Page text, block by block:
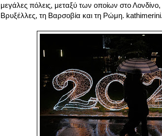
μεγάλες πόλεις, μεταξύ των οποίων στο Λονδίνο,
Βρυξέλλες, τη Βαρσοβία και τη Ρώμη.